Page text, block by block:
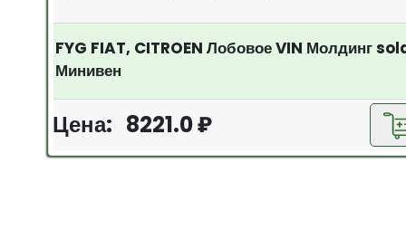
FYG FIAT, CITROEN Лобовое VIN Молдинг
Минивен
Цена: 8221.0 ₽